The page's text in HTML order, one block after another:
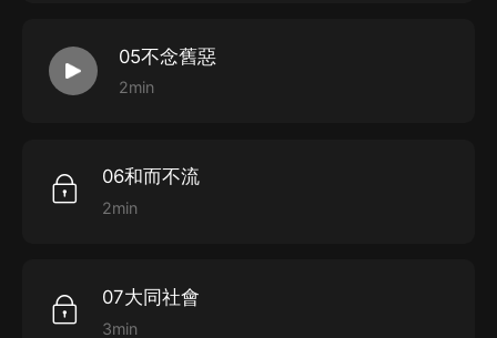
05不念舊惡
2min
06和而不流
2min
07大同社會
3min